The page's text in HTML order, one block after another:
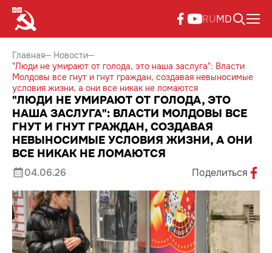
RUMD
Главная
Новости
"Люди не умирают от голода, это наша заслуга": Власти
Молдовы все гнут и гнут граждан, создавая невыносимые
условия жизни, а они все никак не ломаются
"ЛЮДИ НЕ УМИРАЮТ ОТ ГОЛОДА, ЭТО
НАША ЗАСЛУГА": ВЛАСТИ МОЛДОВЫ ВСЕ
ГНУТ И ГНУТ ГРАЖДАН, СОЗДАВАЯ
НЕВЫНОСИМЫЕ УСЛОВИЯ ЖИЗНИ, А ОНИ
ВСЕ НИКАК НЕ ЛОМАЮТСЯ
04.06.26 Поделиться